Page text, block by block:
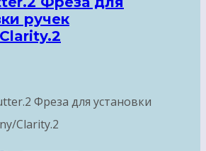
ручек
Фреза для установки
Clarity.2